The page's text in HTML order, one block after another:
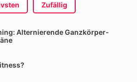
Zufällig
Alternierende Ganzkörper-